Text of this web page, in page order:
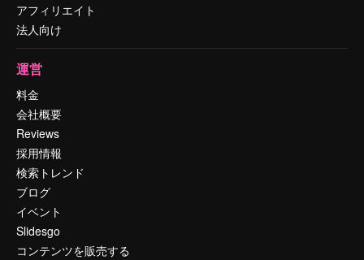
アフィリエイト
法人向け
運営
料金
会社概要
Reviews
採用情報
検索トレンド
ブログ
イベント
Slidesgo
コンテンツを販売する